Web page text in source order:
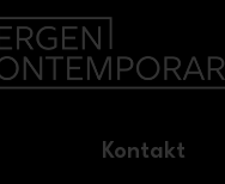
Kontakt